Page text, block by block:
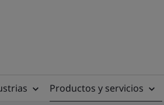
Productos y servicios